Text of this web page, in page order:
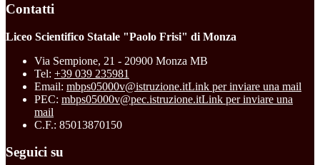
Contatti
Liceo Scientifico Statale "Paolo Frisi" di Monza
Via Sempione, 21 - 20900 Monza MB
Tel: +39 039 235981
Email: mbps05000v@istruzione.itLink per inviare una mail
PEC: mbps05000v@pec.istruzione.itLink per inviare una
mail
C.F.: 85013870150
Seguici su